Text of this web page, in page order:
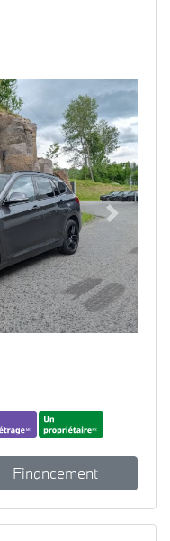
Next
Financement